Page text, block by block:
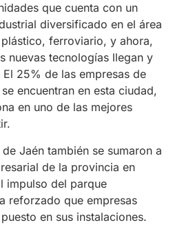
que cuenta con un
diversificado en el área
ferroviario, y ahora,
nuevas tecnologías llegan y
25% de las empresas de
encuentran en esta ciudad,
en uno de las mejores
Jaén también se sumaron a
de la provincia en
impulso del parque
reforzado que empresas
en sus instalaciones.